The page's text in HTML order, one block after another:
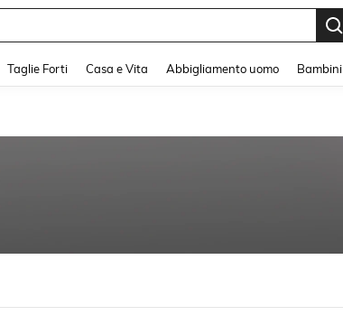
Taglie Forti Casa e Vita Abbigliamento uomo Bambini